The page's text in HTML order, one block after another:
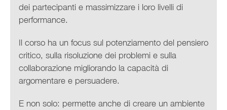
dei partecipanti e massimizzare i loro livelli di
performance.
Il corso ha un focus sul potenziamento del pensiero
critico, sulla risoluzione dei problemi e sulla
collaborazione migliorando la capacità di
argomentare e persuadere.
E non solo: permette anche di creare un ambiente